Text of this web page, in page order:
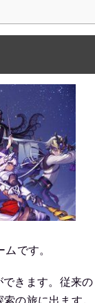
です。
きます。従来の
の旅に出ます。